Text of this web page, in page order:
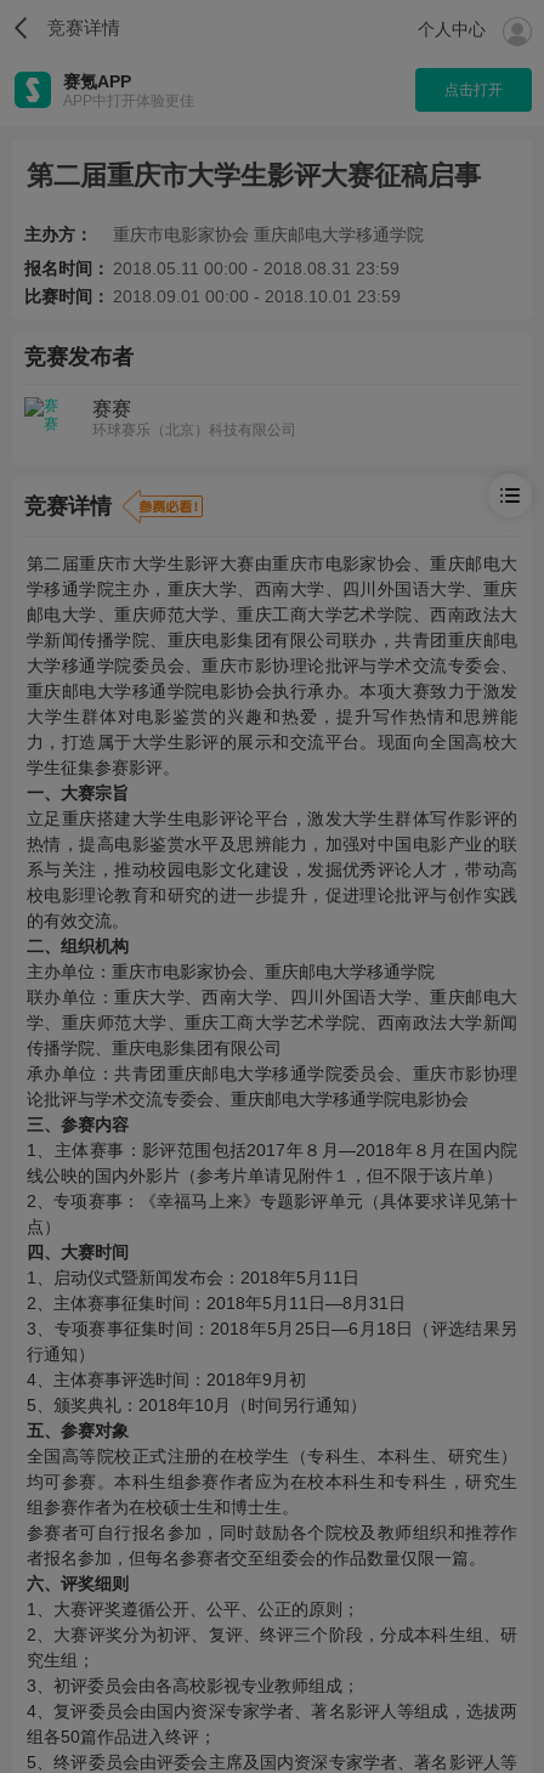
竞赛详情 个人中心
赛氪APP
APP中打开体验更佳
点击打开
第二届重庆市大学生影评大赛征稿启事
主办方：
重庆市电影家协会 重庆邮电大学移通学院
报名时间： 2018.05.11 00:00 - 2018.08.31 23:59
比赛时间： 2018.09.01 00:00 - 2018.10.01 23:59
竞赛发布者
赛赛
环球赛乐（北京）科技有限公司
竞赛详情
第二届重庆市大学生影评大赛由重庆市电影家协会、重庆邮电大
学移通学院主办，重庆大学、西南大学、四川外国语大学、重庆
邮电大学、重庆师范大学、重庆工商大学艺术学院、西南政法大
学新闻传播学院、重庆电影集团有限公司联办，共青团重庆邮电
大学移通学院委员会、重庆市影协理论批评与学术交流专委会、
重庆邮电大学移通学院电影协会执行承办。本项大赛致力于激发
大学生群体对电影鉴赏的兴趣和热爱，提升写作热情和思辨能
力，打造属于大学生影评的展示和交流平台。现面向全国高校大
学生征集参赛影评。
一、大赛宗旨
立足重庆搭建大学生电影评论平台，激发大学生群体写作影评的
热情，提高电影鉴赏水平及思辨能力，加强对中国电影产业的联
系与关注，推动校园电影文化建设，发掘优秀评论人才，带动高
校电影理论教育和研究的进一步提升，促进理论批评与创作实践
的有效交流。
二、组织机构
主办单位：重庆市电影家协会、重庆邮电大学移通学院
联办单位：重庆大学、西南大学、四川外国语大学、重庆邮电大
学、重庆师范大学、重庆工商大学艺术学院、西南政法大学新闻
传播学院、重庆电影集团有限公司
承办单位：共青团重庆邮电大学移通学院委员会、重庆市影协理
论批评与学术交流专委会、重庆邮电大学移通学院电影协会
三、参赛内容
1、主体赛事：影评范围包括2017年８月—2018年８月在国内院
线公映的国内外影片（参考片单请见附件１，但不限于该片单）
2、专项赛事：《幸福马上来》专题影评单元（具体要求详见第十
点）
四、大赛时间
1、启动仪式暨新闻发布会：2018年5月11日
2、主体赛事征集时间：2018年5月11日—8月31日
3、专项赛事征集时间：2018年5月25日—6月18日（评选结果另
行通知）
4、主体赛事评选时间：2018年9月初
5、颁奖典礼：2018年10月（时间另行通知）
五、参赛对象
全国高等院校正式注册的在校学生（专科生、本科生、研究生）
均可参赛。本科生组参赛作者应为在校本科生和专科生，研究生
组参赛作者为在校硕士生和博士生。
参赛者可自行报名参加，同时鼓励各个院校及教师组织和推荐作
者报名参加，但每名参赛者交至组委会的作品数量仅限一篇。
六、评奖细则
1、大赛评奖遵循公开、公平、公正的原则；
2、大赛评奖分为初评、复评、终评三个阶段，分成本科生组、研
究生组；
3、初评委员会由各高校影视专业教师组成；
4、复评委员会由国内资深专家学者、著名影评人等组成，选拔两
组各50篇作品进入终评；
5、终评委员会由评委会主席及国内资深专家学者、著名影评人等